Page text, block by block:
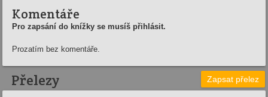
Komentáře
Pro zapsání do knížky se musíš přihlásit.
Prozatím bez komentáře.
Přelezy Zapsat přelez